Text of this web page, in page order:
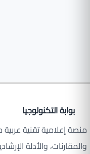
بوابة التكنولوجيا
منصة إعلامية تقنية عربية
والمقارنات، والأدلة